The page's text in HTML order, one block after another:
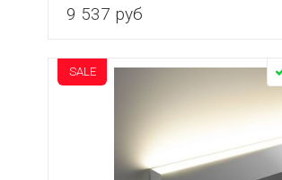
9 537 руб
SALE